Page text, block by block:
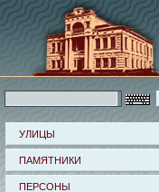
УЛИЦЫ
ПАМЯТНИКИ
ПЕРСОНЫ